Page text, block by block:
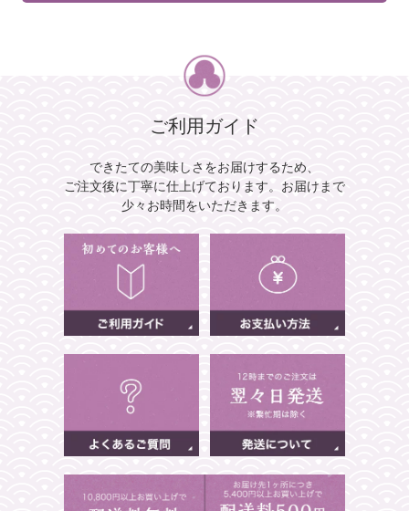
ご利用ガイド
できたての美味しさをお届けするため、
ご注文後に丁寧に仕上げております。 お届けまで
少々お時間をいただきます。